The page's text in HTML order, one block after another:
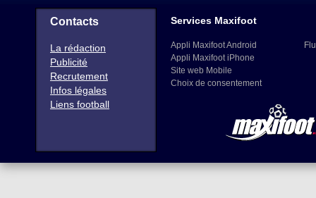
Contacts
La rédaction
Publicité
Recrutement
Infos légales
Liens football
Services Maxifoot
Appli Maxifoot Android
Appli Maxifoot iPhone
Site web Mobile
Choix de consentement